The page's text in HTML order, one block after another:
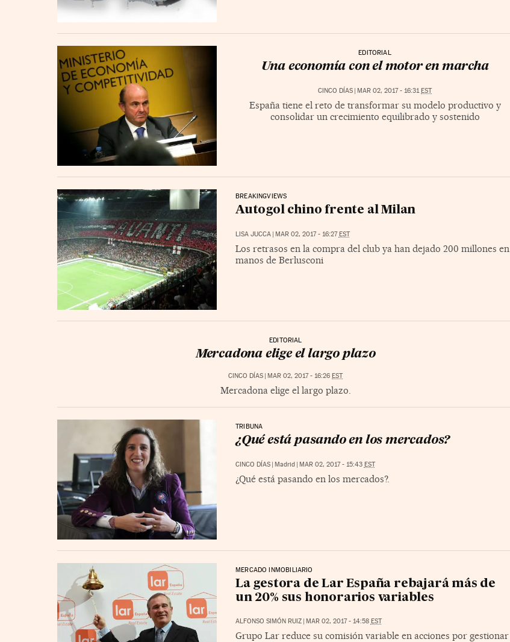
EDITORIAL
Una economía con el motor en marcha
CINCO DÍAS | MAR 02, 2017 - 16:31EST
España tiene el reto de transformar su modelo productivo y
consolidar un crecimiento equilibrado y sostenido
BREAKINGVIEWS
Autogol chino frente al Milan
LISA JUCCA MAR 02, 2017 - 16:27 EST
Los retrasos en la compra del club ya han dejado 200 millones en
manos de Berlusconi
EDITORIAL
Mercadona elige el largo plazo
CINCO DÍAS | MAR 02, 2017 - 16:26EST
Mercadona elige el largo plazo.
TRIBUNA
¿Qué está pasando en los mercados?
CINCO DÍAS Madrid MAR 02, 2017 - 15:43 EST
¿Qué está pasando en los mercados?.
MERCADO INMOBILIARIO
La gestora de Lar España rebajará más de
un 20% sus honorarios variables
ALFONSO SIMÓN RUIZ | MAR 02, 2017 - 14:58 EST
Grupo Lar reduce su comisión variable en acciones por gestionar